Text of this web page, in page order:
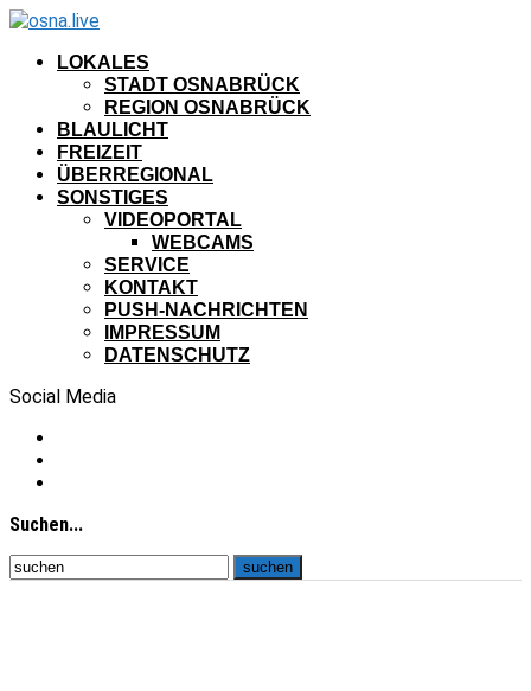
LOKALES
STADT OSNABRÜCK
REGION OSNABRÜCK
BLAULICHT
FREIZEIT
ÜBERREGIONAL
SONSTIGES
VIDEOPORTAL
WEBCAMS
SERVICE
KONTAKT
PUSH-NACHRICHTEN
IMPRESSUM
DATENSCHUTZ
Social Media
Suchen...